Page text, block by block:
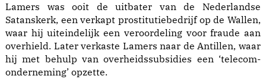
La­mers was ooit de uitbater van de Neder­landse
Satanskerk, een verkapt prostitutiebedrijf op de Wallen,
waar hij uiteindelijk een veroordeling voor fraude aan
overhield. Later verkaste Lamers naar de Antillen, waar
hij met behulp van overheidssubsidies een ‘telecom­
onderneming’ opzette.